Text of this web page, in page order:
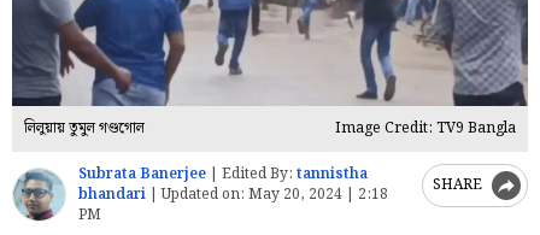
লিলুয়ায় তুমুল গণ্ডগোল
Image Credit: TV9 Bangla
Subrata Banerjee | Edited By: tannistha
bhandari |Updated on: May 20, 2024 | 2:18
PM
SHARE